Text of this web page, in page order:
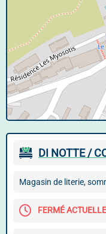
DI NOTTE /
Magasin de literie,
FERMÉ